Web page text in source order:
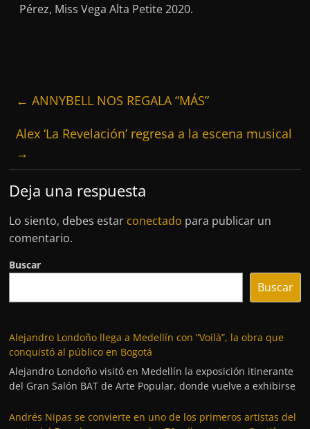
Pérez, Miss Vega Alta Petite 2020.
← ANNYBELL NOS REGALA “MÁS”
Alex ‘La Revelación’ regresa a la escena musical
→
Deja una respuesta
Lo siento, debes estar conectado para publicar un
comentario.
Buscar
Buscar
Alejandro Londoño llega a Medellín con “Voilà”, la obra que
conquistó al público en Bogotá
Alejandro Londoño visitó en Medellín la exposición itinerante
del Gran Salón BAT de Arte Popular, donde vuelve a exhibirse
Andrés Nipas se convierte en uno de los primeros artistas del